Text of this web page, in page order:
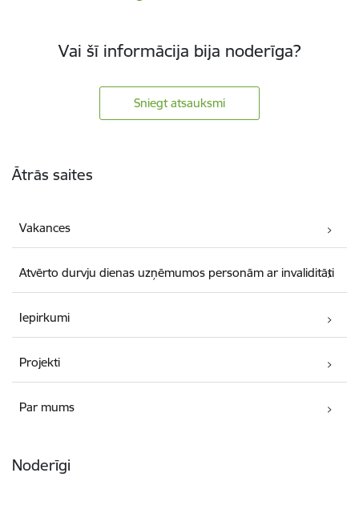
Vai šī informācija bija noderīga?
Sniegt atsauksmi
Ātrās saites
Vakances
Atvērto durvju dienas uzņēmumos personām ar invaliditāti
Iepirkumi
Projekti
Par mums
Noderīgi